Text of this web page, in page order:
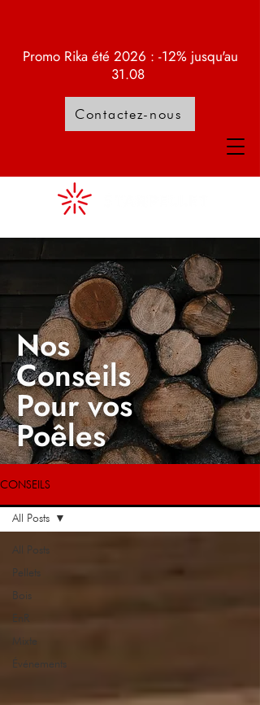
Promo Rika été 2026 : -12% jusqu'au
31.08
Contactez-nous
Nos
Conseils
Pour vos
Poêles
CONSEILS
All Posts
Pellets
Bois
EnR
Mixte
Événements
All Posts